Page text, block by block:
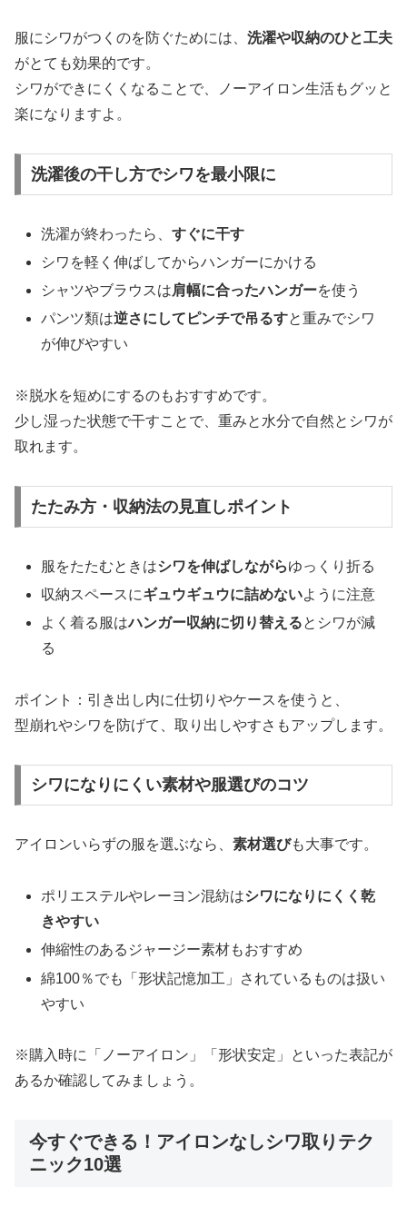
服にシワがつくのを防ぐためには、 洗濯や収納のひと工夫
がとても効果的です。
シワができにくくなることで、ノーアイロン生活もグッと
楽になりますよ。
洗濯後の干し方でシワを最小限に
洗濯が終わったら、すぐに干す
シワを軽く伸ばしてからハンガーにかける
シャツやブラウスは肩幅に合ったハンガーを使う
パンツ類は逆さにしてピンチで吊るすと重みでシワ
が伸びやすい
※脱水を短めにするのもおすすめです。
少し湿った状態で干すことで、重みと水分で自然とシワが
取れます。
たたみ方・収納法の見直しポイント
服をたたむときはシワを伸ばしながらゆっくり折る
収納スペースにギュウギュウに詰めないように注意
よく着る服はハンガー収納に切り替えるとシワが減
る
ポイント：引き出し内に仕切りやケースを使うと、
型崩れやシワを防げて、取り出しやすさもアップします。
シワになりにくい素材や服選びのコツ
アイロンいらずの服を選ぶなら、 素材選びも大事です。
ポリエステルやレーヨン混紡はシワになりにくく乾
きやすい
伸縮性のあるジャージー素材もおすすめ
綿100％でも「形状記憶加工」されているものは扱い
やすい
※購入時に「ノーアイロン」「形状安定」といった表記が
あるか確認してみましょう。
今すぐできる！アイロンなしシワ取りテク
ニック10選